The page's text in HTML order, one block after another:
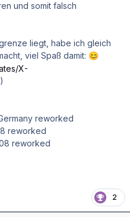
und somit falsch
liegt, habe ich gleich
viel Spaß damit: 😊
X-
reworked
reworked
reworked
2